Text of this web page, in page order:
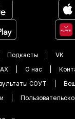
Подкасты
VK
О нас
СОУТ